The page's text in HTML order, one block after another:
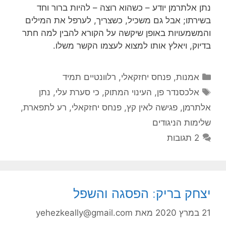
נתן אלתרמן יודע – כשהוא רוצה – להיות ברור וחד
בשירתו; אבל גם משכיל, כשצריך, לערפל את המילים
והמשמעויות באופן שיקשה על הקורא להבין למה חתר
בדיוק, ויאלץ אותו למצוא לעצמו הקשר משלו.
קטגוריות
אמנות,פנחס יחזקאלי, רלוונטיים תמיד
תגיות
אלכסנדר פן, העינוי המתוק, כי סערת עלי, נתן
אלתרמן, פגישה לאין קץ, פנחס יחזקאלי, רע לתפארת,
שלימות הניגודים
2 תגובות
יצחק בריק: הפסגה והשפל
21 במרץ 2020 מאת yehezkeally@gmail.com